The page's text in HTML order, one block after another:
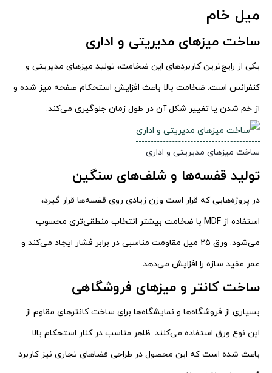
میل خام
ساخت میزهای مدیریتی و اداری
یکی از رایج‌ترین کاربردهای این ضخامت، تولید میزهای مدیریتی و
کنفرانس است. ضخامت بالا باعث افزایش استحکام صفحه میز شده و
از خم شدن یا تغییر شکل آن در طول زمان جلوگیری می‌کند.
ساخت میزهای مدیریتی و اداری
تولید قفسه‌ها و شلف‌های سنگین
در پروژه‌هایی که قرار است وزن زیادی روی قفسه‌ها قرار گیرد،
استفاده از MDF با ضخامت بیشتر انتخاب منطقی‌تری محسوب
می‌شود. ورق 25 میل مقاومت مناسبی در برابر فشار ایجاد می‌کند و
عمر مفید سازه را افزایش می‌دهد.
ساخت کانتر و میزهای فروشگاهی
بسیاری از فروشگاه‌ها و نمایشگاه‌ها برای ساخت کانترهای مقاوم از
این نوع ورق استفاده می‌کنند. ظاهر مناسب در کنار استحکام بالا
باعث شده است که این محصول در طراحی فضاهای تجاری نیز کاربرد